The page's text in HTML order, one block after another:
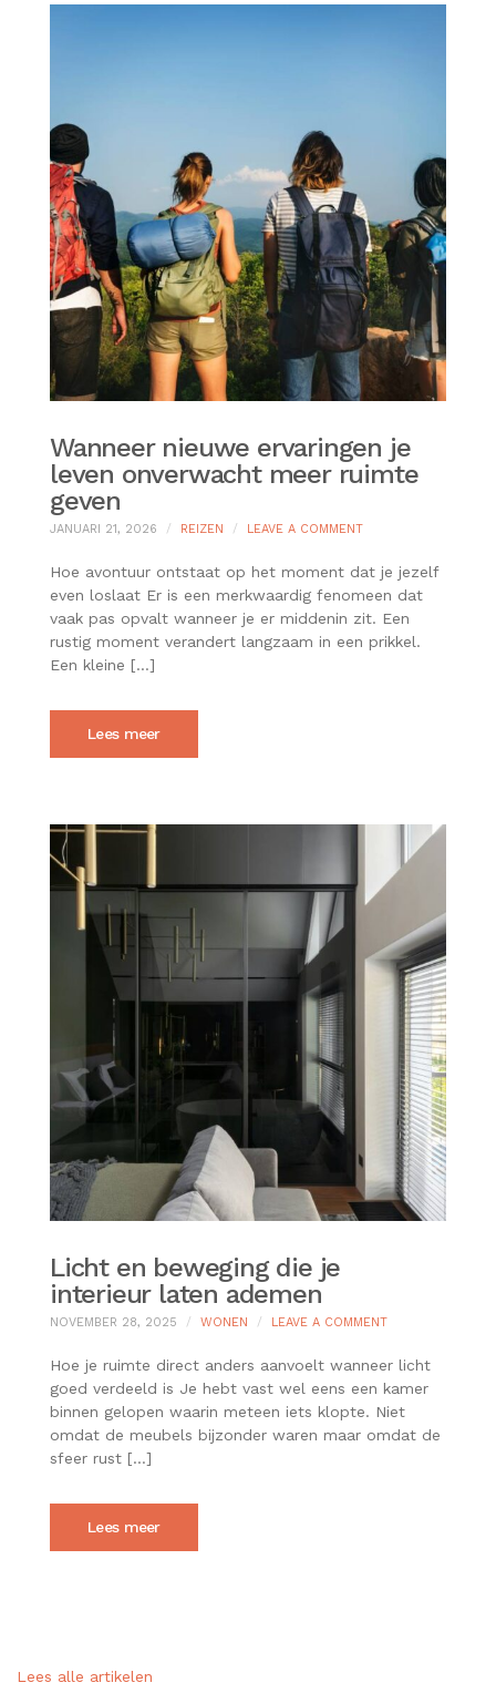
Wanneer nieuwe ervaringen je
leven onverwacht meer ruimte
geven
JANUARI 21, 2026 REIZEN LEAVE A COMMENTON
NIEUWE
ERVARINGEN
JE
LEVEN
ONVERWACHT
Hoe avontuur ontstaat op het moment dat je jezelf
even loslaat Er is een merkwaardig fenomeen dat
vaak pas opvalt wanneer je er middenin zit. Een
rustig moment verandert langzaam in een prikkel.
Een kleine […]
Lees meer
Licht en beweging die je
interieur laten ademen
NOVEMBER 28, 2025 WONEN LEAVE A COMMENTON
EN
DIE
JE
INTERIEUR
Hoe je ruimte direct anders aanvoelt wanneer licht
goed verdeeld is Je hebt vast wel eens een kamer
binnen gelopen waarin meteen iets klopte. Niet
omdat de meubels bijzonder waren maar omdat de
sfeer rust […]
Lees meer
Lees alle artikelen